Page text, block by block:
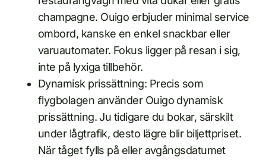
champagne. Ouigo erbjuder minimal service
ombord, kanske en enkel snackbar eller
varuautomater. Fokus ligger på resan i sig,
inte på lyxiga tillbehör.
Dynamisk prissättning: Precis som
flygbolagen använder Ouigo dynamisk
prissättning. Ju tidigare du bokar, särskilt
under lågtrafik, desto lägre blir biljettpriset.
När tåget fylls på eller avgångsdatumet